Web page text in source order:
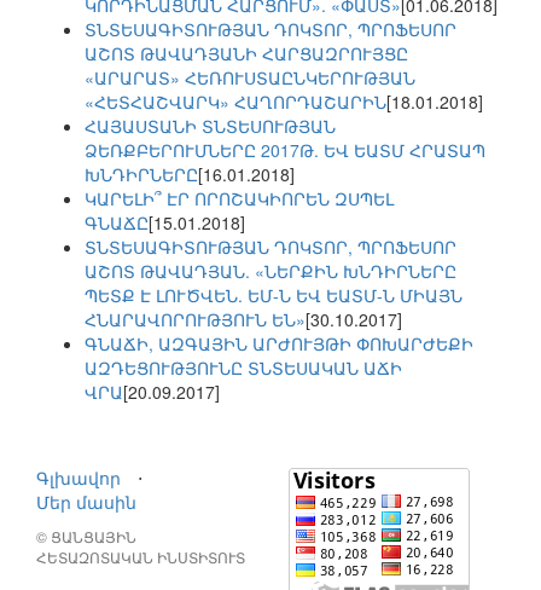
ԿՈՐԴԻՆԱՑՄԱՆ ՀԱՐՑՈՒՄ». «ՓԱՍՏ»[01.06.2018]
ՏՆՏԵՍԱԳԻՏՈՒԹՅԱՆ ԴՈԿՏՈՐ, ՊՐՈՖԵՍՈՐ
ԱՇՈՏ ԹԱՎԱԴՅԱՆԻ ՀԱՐՑԱԶՐՈՒՅՑԸ
«ԱՐԱՐԱՏ» ՀԵՌՈՒՍՏԱԸՆԿԵՐՈՒԹՅԱՆ
«ՀԵՏՀԱՇՎԱՐԿ» ՀԱՂՈՐԴԱՇԱՐԻՆ[18.01.2018]
ՀԱՅԱՍՏԱՆԻ ՏՆՏԵՍՈՒԹՅԱՆ
ՁԵՌՔԲԵՐՈՒՄՆԵՐԸ 2017Թ. ԵՎ ԵԱՏՄ ՀՐԱՏԱՊ
ԽՆԴԻՐՆԵՐԸ[16.01.2018]
ԿԱՐԵԼԻ՞ ԷՐ ՈՐՈՇԱԿԻՈՐԵՆ ԶՍՊԵԼ
ԳՆԱՃԸ[15.01.2018]
ՏՆՏԵՍԱԳԻՏՈՒԹՅԱՆ ԴՈԿՏՈՐ, ՊՐՈՖԵՍՈՐ
ԱՇՈՏ ԹԱՎԱԴՅԱՆ. «ՆԵՐՔԻՆ ԽՆԴԻՐՆԵՐԸ
ՊԵՏՔ Է ԼՈՒԾՎԵՆ. ԵՄ-Ն ԵՎ ԵԱՏՄ-Ն ՄԻԱՅՆ
ՀՆԱՐԱՎՈՐՈՒԹՅՈՒՆ ԵՆ»[30.10.2017]
ԳՆԱՃԻ, ԱԶԳԱՅԻՆ ԱՐԺՈՒՅԹԻ ՓՈԽԱՐԺԵՔԻ
ԱԶԴԵՑՈՒԹՅՈՒՆԸ ՏՆՏԵՍԱԿԱՆ ԱՃԻ
ՎՐԱ[20.09.2017]
Գլխավոր
⋅
Մեր մասին
© ՑԱՆՑԱՅԻՆ
ՀԵՏԱԶՈՏԱԿԱՆ ԻՆՍՏԻՏՈՒՏ